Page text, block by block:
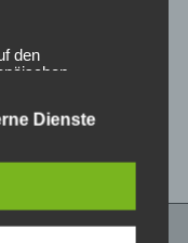
den
verwendet
soll sowohl für
verständlich sein.
vorab die
Dienste